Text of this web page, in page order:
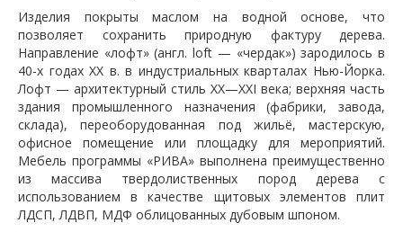
Изделия покрыты маслом на водной основе, что
позволяет сохранить природную фактуру дерева.
Направление «лофт» (англ. loft — «чердак») зародилось в
40-х годах XX в. в индустриальных кварталах Нью-Йорка.
Лофт — архитектурный стиль XX—XXI века; верхняя часть
здания промышленного назначения (фабрики, завода,
склада), переоборудованная под жильё, мастерскую,
офисное помещение или площадку для мероприятий.
Мебель программы «РИВА» выполнена преимущественно
из массива твердолиственных пород дерева с
использованием в качестве щитовых элементов плит
ЛДСП, ЛДВП, МДФ облицованных дубовым шпоном.